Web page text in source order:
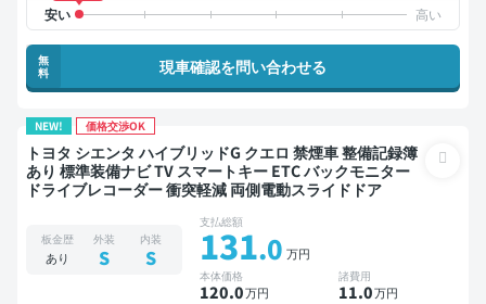
無
料
現車確認を問い合わせる
NEW! 価格交渉OK
トヨタ シエンタ ハイブリッドG クエロ 禁煙車 整備記録簿
あり 標準装備ナビ TV スマートキー ETC バックモニター
ドライブレコーダー 衝突軽減 両側電動スライドドア
板金歴
あり
外装
S
内装
S
支払総額
131.0 万円
本体価格
120.0万円
諸費用
11.0万円